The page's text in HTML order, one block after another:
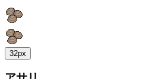
32px